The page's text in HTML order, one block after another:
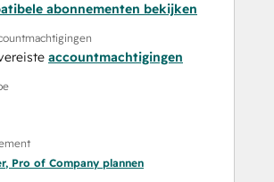
abonnementen bekijken
accountmachtigingen
, Pro of Company plannen